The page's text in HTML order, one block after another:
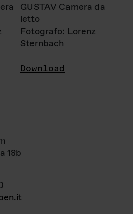
GUSTAV Camera da
letto
Fotografo: Lorenz
Sternbach
Download
18b